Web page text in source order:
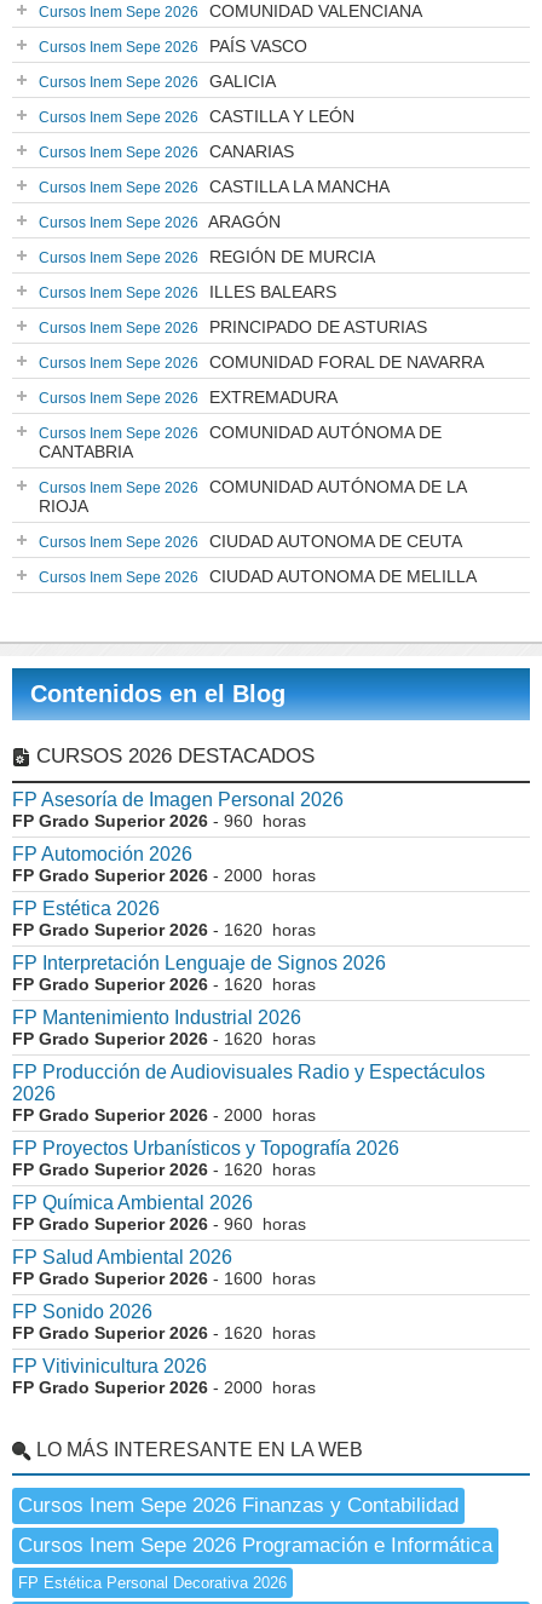
Cursos Inem Sepe 2026 COMUNIDAD VALENCIANA
Cursos Inem Sepe 2026 PAÍS VASCO
Cursos Inem Sepe 2026 GALICIA
Cursos Inem Sepe 2026 CASTILLA Y LEÓN
Cursos Inem Sepe 2026 CANARIAS
Cursos Inem Sepe 2026 CASTILLA LA MANCHA
Cursos Inem Sepe 2026 ARAGÓN
Cursos Inem Sepe 2026 REGIÓN DE MURCIA
Cursos Inem Sepe 2026 ILLES BALEARS
Cursos Inem Sepe 2026 PRINCIPADO DE ASTURIAS
Cursos Inem Sepe 2026 COMUNIDAD FORAL DE NAVARRA
Cursos Inem Sepe 2026 EXTREMADURA
Cursos Inem Sepe 2026
COMUNIDAD AUTÓNOMA DE
CANTABRIA
Cursos Inem Sepe 2026
COMUNIDAD AUTÓNOMA DE LA
RIOJA
Cursos Inem Sepe 2026 CIUDAD AUTONOMA DE CEUTA
Cursos Inem Sepe 2026 CIUDAD AUTONOMA DE MELILLA
Contenidos en el Blog
CURSOS 2026 DESTACADOS
FP Asesoría de Imagen Personal 2026
FP Grado Superior 2026 - 960 horas
FP Automoción 2026
FP Grado Superior 2026 - 2000 horas
FP Estética 2026
FP Grado Superior 2026 - 1620 horas
FP Interpretación Lenguaje de Signos 2026
FP Grado Superior 2026 - 1620 horas
FP Mantenimiento Industrial 2026
FP Grado Superior 2026 - 1620 horas
FP Producción de Audiovisuales Radio y Espectáculos
2026
FP Grado Superior 2026 - 2000 horas
FP Proyectos Urbanísticos y Topografía 2026
FP Grado Superior 2026 - 1620 horas
FP Química Ambiental 2026
FP Grado Superior 2026 - 960 horas
FP Salud Ambiental 2026
FP Grado Superior 2026 - 1600 horas
FP Sonido 2026
FP Grado Superior 2026 - 1620 horas
FP Vitivinicultura 2026
FP Grado Superior 2026 - 2000 horas
LO MÁS INTERESANTE EN LA WEB
Cursos Inem Sepe 2026 Finanzas y Contabilidad
Cursos Inem Sepe 2026 Programación e Informática
FP Estética Personal Decorativa 2026